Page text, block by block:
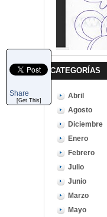
Share
[Get This]
CATEGORÍAS
Abril
Agosto
Diciembre
Enero
Febrero
Julio
Junio
Marzo
Mayo